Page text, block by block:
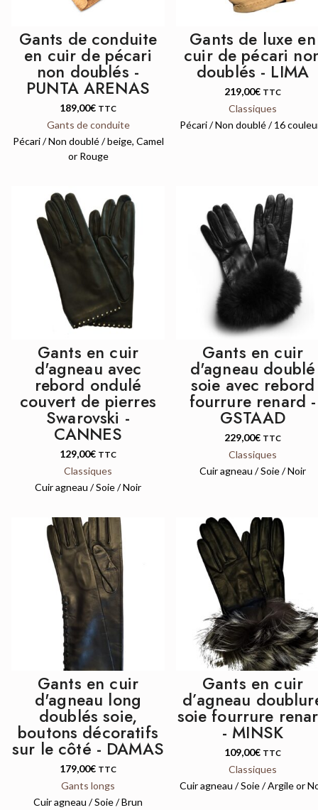
Gants de conduite
en cuir de pécari
non doublés -
PUNTA ARENAS
189,00€ TTC
Gants de conduite
Pécari / Non doublé / beige, Camel
or Rouge
Gants de luxe en
cuir de pécari
doublés - LIMA
219,00€ TTC
Classiques
Pécari / Non doublé / 16
QUICK VIEW
Gants en cuir
d'agneau avec
rebord ondulé
couvert de pierres
Swarovski -
CANNES
129,00€ TTC
Classiques
Cuir agneau / Soie / Noir
QUICK VIEW
Gants en cuir
d'agneau doublé
soie avec rebord
fourrure renard -
GSTAAD
229,00€ TTC
Classiques
Cuir agneau / Soie / Noir
QUICK VIEW
Gants en cuir
d'agneau long
doublés soie,
boutons décoratifs
sur le côté - DAMAS
179,00€ TTC
Gants longs
Cuir agneau / Soie / Brun
QUICK VIEW
Gants en cuir
d’agneau
soie fourrure
- MINSK
109,00€ TTC
Classiques
Cuir agneau / Soie / Argile or